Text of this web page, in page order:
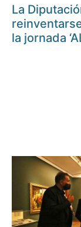
La
la jornada